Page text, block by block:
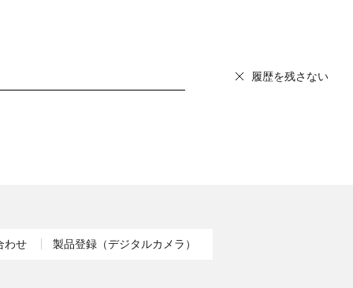
履歴を残さない
わせ 製品登録（デジタルカメラ）